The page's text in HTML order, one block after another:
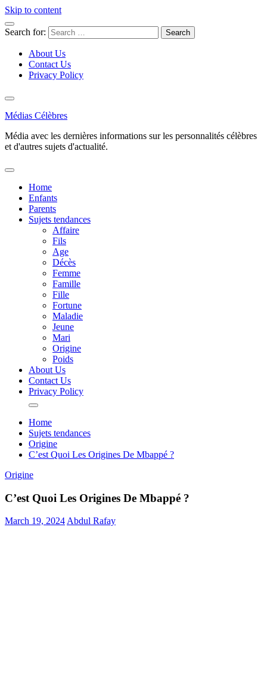
Skip to content
Search for:
About Us
Contact Us
Privacy Policy
Médias Célèbres
Média avec les dernières informations sur les personnalités célèbres
et d'autres sujets d'actualité.
Home
Enfants
Parents
Sujets tendances
Affaire
Fils
Age
Décès
Femme
Famille
Fille
Fortune
Maladie
Jeune
Mari
Origine
Poids
About Us
Contact Us
Privacy Policy
Home
Sujets tendances
Origine
C’est Quoi Les Origines De Mbappé ?
Origine
C’est Quoi Les Origines De Mbappé ?
March 19, 2024Abdul Rafay